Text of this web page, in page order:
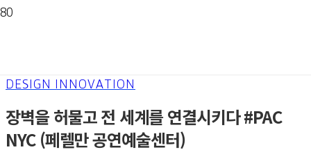
DESIGN INNOVATION
장벽을 허물고 전 세계를 연결시키다 #PAC
NYC (페렐만 공연예술센터)